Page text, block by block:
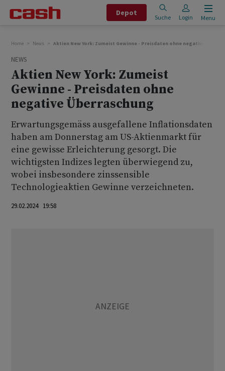
Depot
Suche Login Menu
Home News Aktien New York: Zumeist Gewinne - Preisdaten ohne negative
NEWS
Aktien New York: Zumeist
Gewinne - Preisdaten ohne
negative Überraschung
Erwartungsgemäss ausgefallene Inflationsdaten
haben am Donnerstag am US-Aktienmarkt für
eine gewisse Erleichterung gesorgt. Die
wichtigsten Indizes legten überwiegend zu,
wobei insbesondere zinssensible
Technologieaktien Gewinne verzeichneten.
29.02.2024 19:58